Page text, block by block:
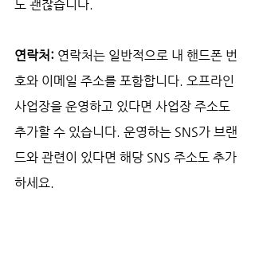
도 괜찮습니다.
연락처: 연락처는 일반적으로 내 핸드폰 번
호와 이메일 주소를 포함합니다. 오프라인
사업장을 운영하고 있다면 사업장 주소도
추가할 수 있습니다. 운영하는 SNS가 브랜
드와 관련이 있다면 해당 SNS 주소도 추가
하세요.